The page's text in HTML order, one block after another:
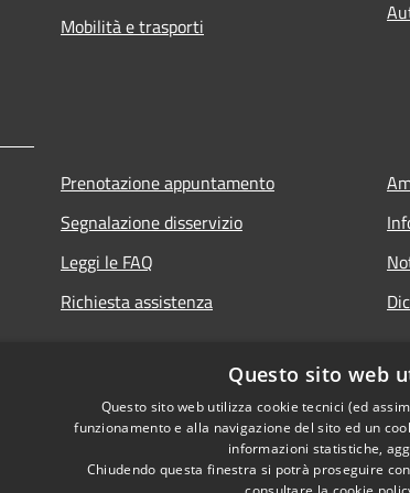
Mobilità e trasporti
Prenotazione appuntamento
Segnalazione disservizio
Leggi le FAQ
Richiesta assistenza
Questo sito web
Questo sito web utilizza cookie tecnici (ed
funzionamento e alla navigazione del sito ed un
informazioni statistiche,
Chiudendo questa finestra si potrà proseguire